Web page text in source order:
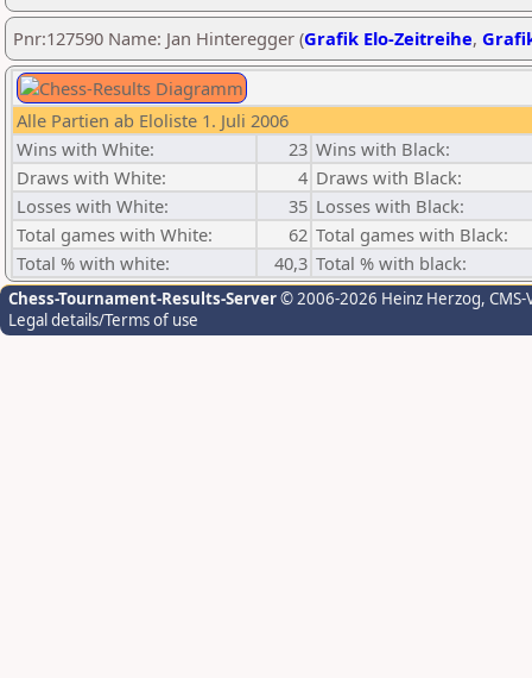
Pnr:127590 Name: Jan Hinteregger (Grafik Elo-Zeitreihe,
Alle Partien ab Eloliste 1. Juli 2006
Wins with White:
23 Wins with Black:
Draws with White:
4 Draws with Black:
Losses with White:
35 Losses with Black:
Total games with White:
62 Total games with Black:
Total % with white:
40,3 Total % with black:
Chess-Tournament-Results-Server© 2006-2026 Heinz Herzog,
Legal details/Terms of use